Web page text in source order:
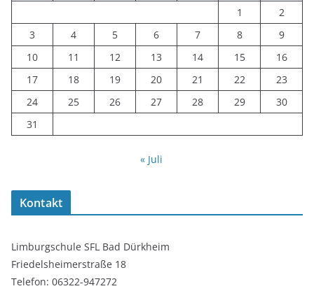
1
2
3
4 5 6 7 8
9
10
11 12 13 14 15
16
17
18 19 20 21 22
23
24
25 26 27 28 29
30
31
« Juli
Kontakt
Limburgschule SFL Bad Dürkheim
Friedelsheimerstraße 18
Telefon: 06322-947272